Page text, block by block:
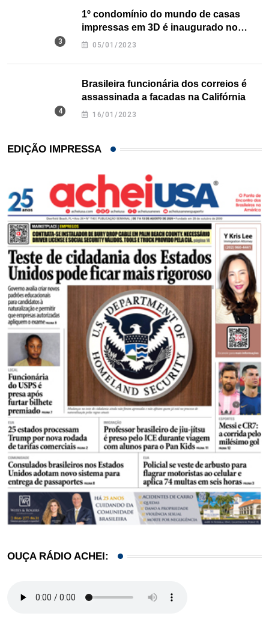
1º condomínio do mundo de casas
impressas em 3D é inaugurado no
Texas
05/01/2023
Brasileira funcionária dos correios é
assassinada a facadas na Califórnia
16/01/2023
EDIÇÃO IMPRESSA
OUÇA RÁDIO ACHEI: